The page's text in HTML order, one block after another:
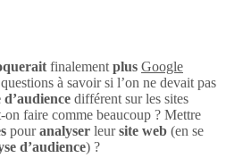
finalementplus Google
à savoir si l’on ne devait pas
d’audience différent sur les sites
faire comme beaucoup ? Mettre
pouranalyser leursite web (en se
d’audience) ?